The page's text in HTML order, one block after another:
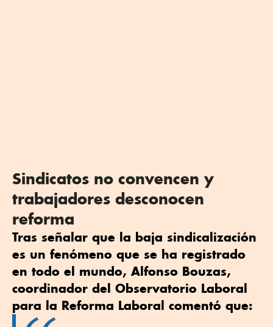
Sindicatos no convencen y
trabajadores desconocen
reforma
Tras señalar que la baja sindicalización
es un fenómeno que se ha registrado
en todo el mundo, Alfonso Bouzas,
coordinador del Observatorio Laboral
para la Reforma Laboral comentó que: